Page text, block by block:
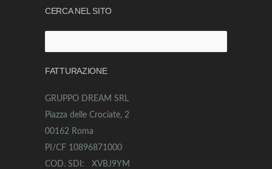
CERCA NEL SITO
per:
FATTURAZIONE
GRUPPO DREAM SRL
Piazza delle Crociate, 2
00162 Roma
PI/CF 10896871000
COD. SDI: XVBJ9YM